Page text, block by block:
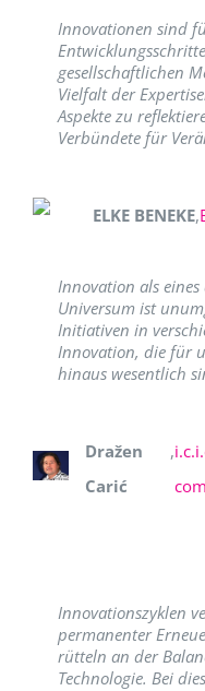
Innovationen sind
gesellschaftlichen
Vielfalt der
Aspekte zu
Verbündete für
ELKE BENEKE,
Innovation als
Universum ist
Initiativen in
Innovation, die für
hinaus wesentlich
Dražen
Carić
,
Innovationszyklen
permanenter
rütteln an der
Technologie. Bei